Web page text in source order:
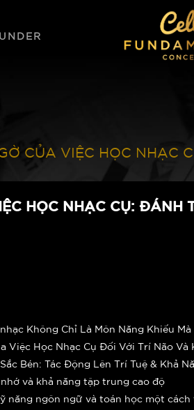
CỦA VIỆC HỌC NHẠC
HỌC NHẠC CỤ: ĐÁNH
Không Chỉ Là Môn Năng Khiếu
Việc Học Nhạc Cụ Đối Với Trí Não Và
Bén: Tác Động Lên Trí Tuệ & Khả
nhớ và khả năng tập trung cao độ
năng ngôn ngữ và toán học một